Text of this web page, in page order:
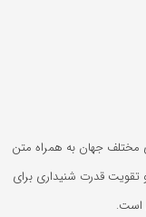
جهان به همراه متن
قدرت شنیداری برای
است.